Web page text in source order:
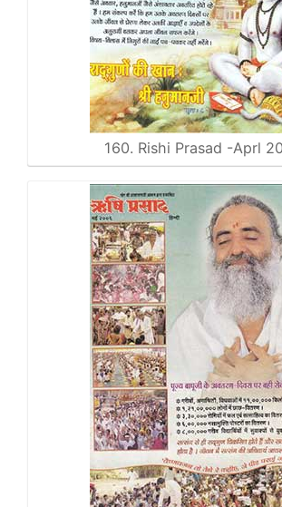
160. Rishi Prasad -Aprl